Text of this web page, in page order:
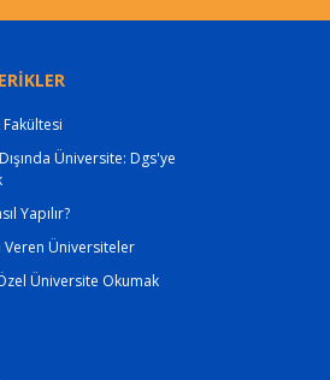
Fakültesi
Üniversite: Dgs'ye
Yapılır?
Veren Üniversiteler
Üniversite Okumak